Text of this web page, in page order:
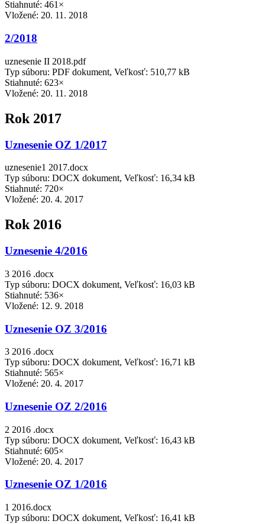
Stiahnuté: 461×
Vložené: 20. 11. 2018
2/2018
uznesenie II 2018.pdf
Typ súboru: PDF dokument, Veľkosť: 510,77 kB
Stiahnuté: 623×
Vložené: 20. 11. 2018
Rok 2017
Uznesenie OZ 1/2017
uznesenie1 2017.docx
Typ súboru: DOCX dokument, Veľkosť: 16,34 kB
Stiahnuté: 720×
Vložené: 20. 4. 2017
Rok 2016
Uznesenie 4/2016
3 2016 .docx
Typ súboru: DOCX dokument, Veľkosť: 16,03 kB
Stiahnuté: 536×
Vložené: 12. 9. 2018
Uznesenie OZ 3/2016
3 2016 .docx
Typ súboru: DOCX dokument, Veľkosť: 16,71 kB
Stiahnuté: 565×
Vložené: 20. 4. 2017
Uznesenie OZ 2/2016
2 2016 .docx
Typ súboru: DOCX dokument, Veľkosť: 16,43 kB
Stiahnuté: 605×
Vložené: 20. 4. 2017
Uznesenie OZ 1/2016
1 2016.docx
Typ súboru: DOCX dokument, Veľkosť: 16,41 kB